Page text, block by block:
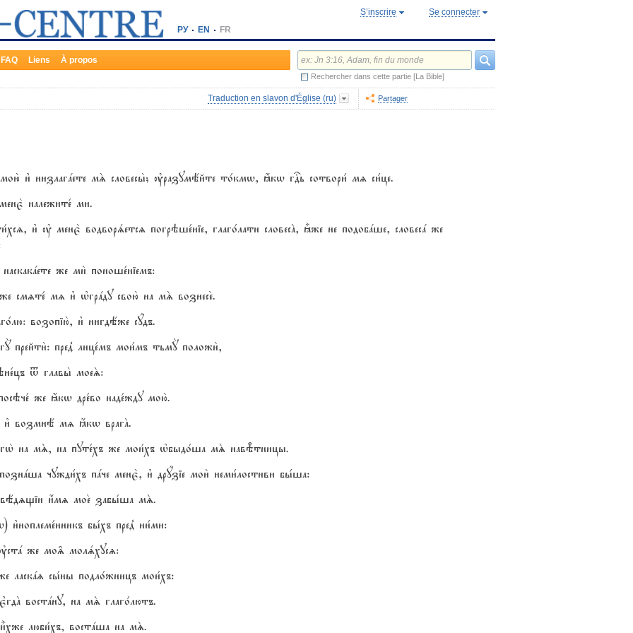
РУ EN FR
S’inscrire Se connecter
FAQ Liens À propos
Rechercher dans cette partie [La Bible]
Traduction en slavon d'Église (ru) Partager
и3 низлагaете мS словесы2; ўразумёйте то1кмw, ћкw гDь сотвори1 мz си1це.
належите1 ми.
и3 ў менє2 водворsетсz погрэше1ніе, глаго1лати словесA, ±же не подобaше, словесa же
же ми2 поноше1ніемъ:
смzте1 мz и3 њгрaду свою2 на мS вознесе2.
возопію2, и3 нигдёже сyдъ.
прейти2: пред8 лице1мъ мои1мъ тьмY положи2,
t главы2 моеS:
же ћкw дре1во наде1жду мою2.
возмнё мz ћкw врагA.
на мS, на путе1хъ же мои1хъ њбыдо1ша мS навBтницы.
чужди1хъ пaче менє2, и3 дрyзіе мои2 неми1лостиви бы1ша:
и4мz мое2 забы1ша мS.
бы1хъ пред8 ни1ми:
ўстa же мо‰ молsхусz:
ласкaz сы1ны подло1жницъ мои1хъ:
востaну, на мS глаго1лютъ.
люби1хъ, востaша на мS.